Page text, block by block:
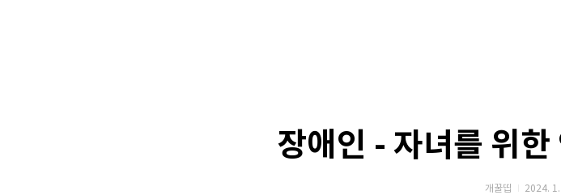
장애인 - 자녀를 위
개꿀띱 2024.